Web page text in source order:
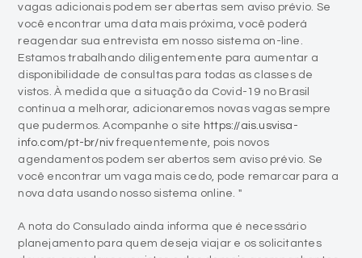
vagas adicionais podem ser abertas sem aviso prévio. Se
você encontrar uma data mais próxima, você poderá
reagendar sua entrevista em nosso sistema on-line.
Estamos trabalhando diligentemente para aumentar a
disponibilidade de consultas para todas as classes de
vistos. À medida que a situação da Covid-19 no Brasil
continua a melhorar, adicionaremos novas vagas sempre
que pudermos. Acompanhe o site https://ais.usvisa-
info.com/pt-br/nivfrequentemente, pois novos
agendamentos podem ser abertos sem aviso prévio. Se
você encontrar um vaga mais cedo, pode remarcar para a
nova data usando nosso sistema online. "
A nota do Consulado ainda informa que é necessário
planejamento para quem deseja viajar e os solicitantes